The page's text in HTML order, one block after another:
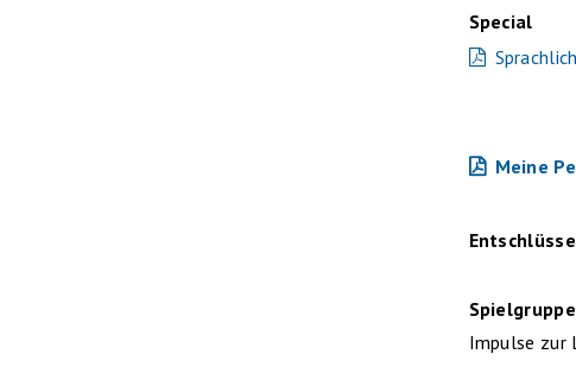
Special
Meine
Impulse zur